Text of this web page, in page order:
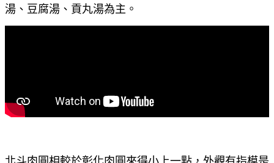
湯、豆腐湯、貢丸湯為主。